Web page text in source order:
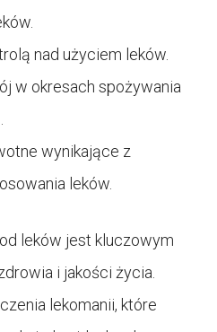
nad użyciem leków.
w okresach spożywania
wynikające z
leków.
leków jest kluczowym
i jakości życia.
lekomanii, które